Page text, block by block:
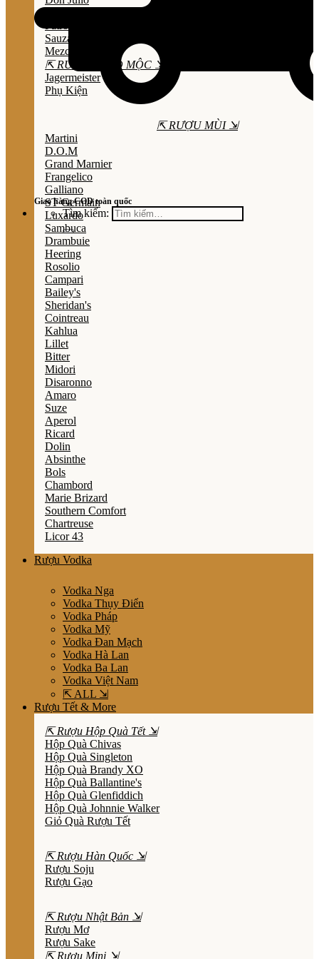
Giao hàng COD toàn quốc
Tìm kiếm:
Sauza
Mezcal
⇱ RƯỢU THẢO MỘC ⇲
Jagermeister
Phụ Kiện
⇱ RƯỢU MÙI ⇲
Martini
D.O.M
Grand Marnier
Frangelico
Galliano
ST Germain
Luxardo
Sambuca
Drambuie
Heering
Rosolio
Campari
Bailey's
Sheridan's
Cointreau
Kahlua
Lillet
Bitter
Midori
Disaronno
Amaro
Suze
Aperol
Ricard
Dolin
Absinthe
Bols
Chambord
Marie Brizard
Southern Comfort
Chartreuse
Licor 43
Rượu Vodka
Vodka Nga
Vodka Thụy Điển
Vodka Pháp
Vodka Mỹ
Vodka Đan Mạch
Vodka Hà Lan
Vodka Ba Lan
Vodka Việt Nam
⇱ ALL ⇲
Rượu Tết & More
⇱ Rượu Hộp Quà Tết ⇲
Hộp Quà Chivas
Hộp Quà Singleton
Hộp Quà Brandy XO
Hộp Quà Ballantine's
Hộp Quà Glenfiddich
Hộp Quà Johnnie Walker
Giỏ Quà Rượu Tết
⇱ Rượu Hàn Quốc ⇲
Rượu Soju
Rượu Gạo
⇱ Rượu Nhật Bản ⇲
Rượu Mơ
Rượu Sake
⇱ Rượu Mini ⇲